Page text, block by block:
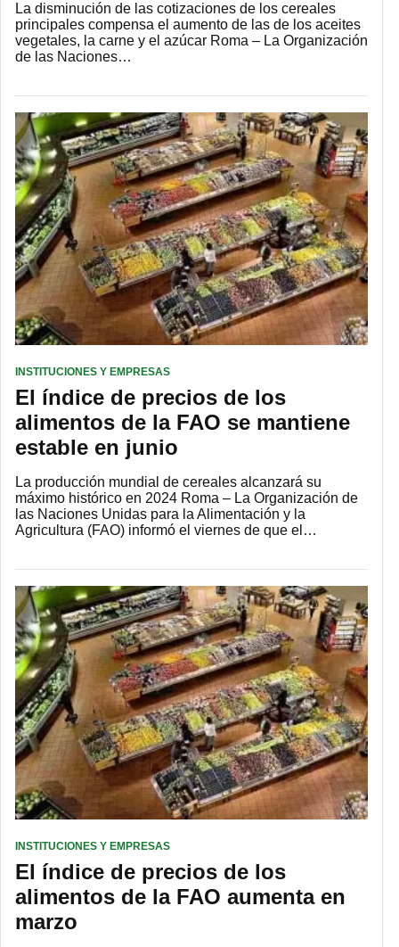
La disminución de las cotizaciones de los cereales
principales compensa el aumento de las de los aceites
vegetales, la carne y el azúcar Roma – La Organización
de las Naciones…
INSTITUCIONES Y EMPRESAS
El índice de precios de los
alimentos de la FAO se mantiene
estable en junio
La producción mundial de cereales alcanzará su
máximo histórico en 2024 Roma – La Organización de
las Naciones Unidas para la Alimentación y la
Agricultura (FAO) informó el viernes de que el…
INSTITUCIONES Y EMPRESAS
El índice de precios de los
alimentos de la FAO aumenta en
marzo